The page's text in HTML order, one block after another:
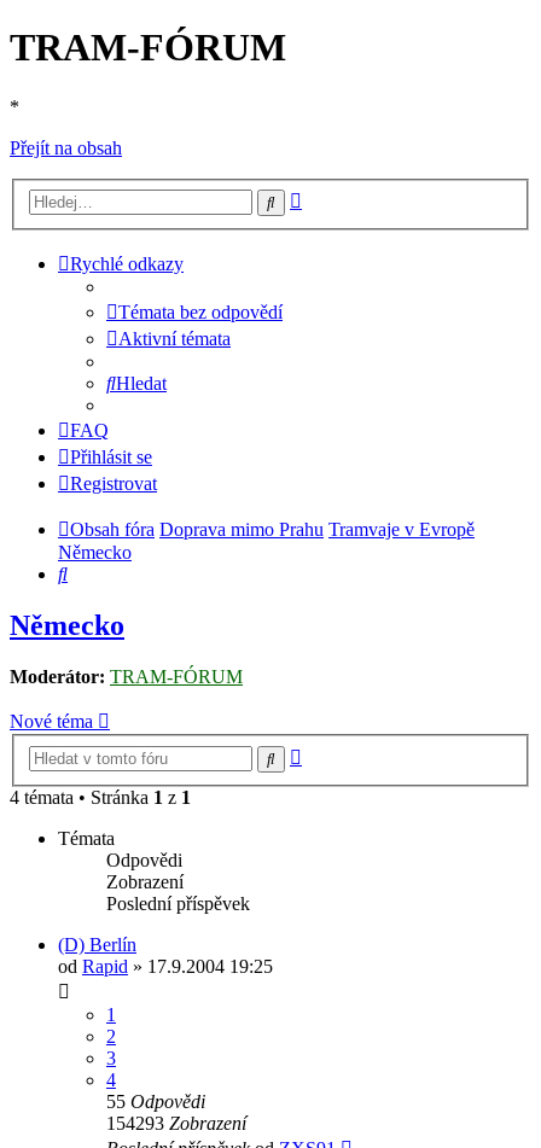
TRAM-FÓRUM
*
Přejít na obsah
Hledat
Rychlé odkazy
Témata bez odpovědí
Aktivní témata
Hledat
FAQ
Přihlásit se
Registrovat
Obsah fóra Doprava mimo Prahu Tramvaje v Evropě
Německo
Hledat
Německo
Moderátor: TRAM-FÓRUM
Nové téma
Hledat
4 témata • Stránka 1 z 1
Témata
Odpovědi
Zobrazení
Poslední příspěvek
(D) Berlín
od Rapid » 17.9.2004 19:25
1
2
3
4
55 Odpovědi
154293 Zobrazení